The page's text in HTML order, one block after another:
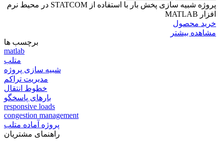
پروژه شبیه سازی پخش بار با استفاده از STATCOM در محیط نرم
افزار MATLAB
خرید محصول
مشاهده بیشتر
برچسب ها
matlab
متلب
شبیه سازی پروژه
مدیریت تراکم
خطوط انتقال
بارهای پاسخگو
responsive loads
congestion management
پروژه آماده متلب
راهنمای مشتریان